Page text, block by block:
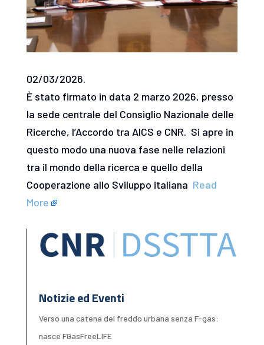
02/03/2026.
È stato firmato in data 2 marzo 2026, presso
la sede centrale del Consiglio Nazionale delle
Ricerche, l’Accordo tra AICS e CNR. Si apre in
questo modo una nuova fase nelle relazioni
tra il mondo della ricerca e quello della
Cooperazione allo Sviluppo italiana Read
More
Notizie ed Eventi
Verso una catena del freddo urbana senza F-gas:
nasce FGasFreeLIFE